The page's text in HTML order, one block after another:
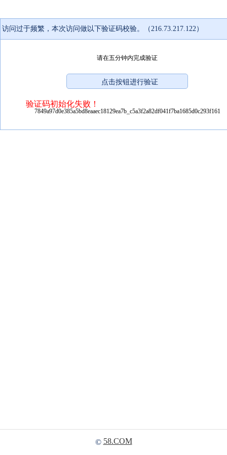
访问过于频繁，本次访问做以下验证码校验。（216.73.217.122）
请在五分钟内完成验证
验证码初始化失败！
7849a97d0e385a5bd8eaaec18129ea7b_c5a3f2a82df041f7ba1685d0c293f161
© 58.COM